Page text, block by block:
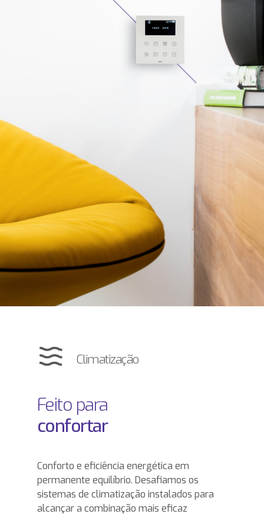
Climatização
Feito para
confortar
Conforto e eficiência energética em
permanente equilíbrio. Desafiamos os
sistemas de climatização instalados para
alcançar a combinação mais eficaz